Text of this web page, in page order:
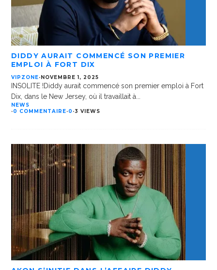
DIDDY AURAIT COMMENCÉ SON PREMIER
EMPLOI À FORT DIX
VIPZONE· NOVEMBRE 1, 2025
INSOLITE !Diddy aurait commencé son premier emploi à Fort
Dix, dans le New Jersey, où il travaillait à...
NEWS
·0 COMMENTAIRE·0 ·3 VIEWS